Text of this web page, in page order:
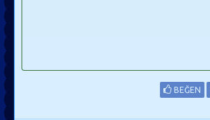
BEĞEN